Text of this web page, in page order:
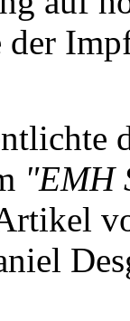
der
"EMH